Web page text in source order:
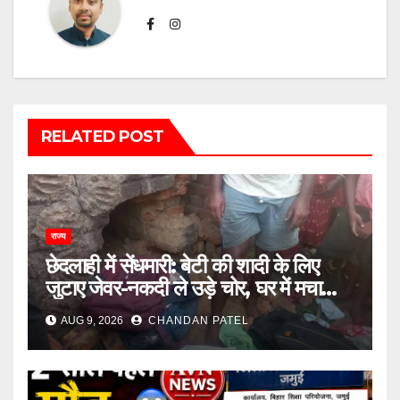
RELATED POST
राज्य
छेदलाही में सेंधमारी: बेटी की शादी के लिए
जुटाए जेवर-नकदी ले उड़े चोर, घर में मचा
कोहराम
AUG 9, 2026 CHANDAN PATEL